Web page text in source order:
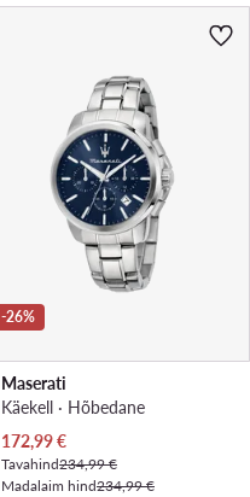
-26%
Maserati
Käekell · Hõbedane
Praegune hind
172,99€
Tavahind234,99 €
Madalaim hind234,99 €